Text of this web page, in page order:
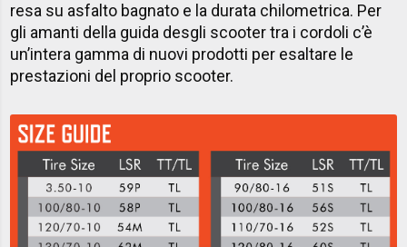
resa su asfalto bagnato e la durata chilometrica. Per
gli amanti della guida desgli scooter tra i cordoli c’è
un’intera gamma di nuovi prodotti per esaltare le
prestazioni del proprio scooter.